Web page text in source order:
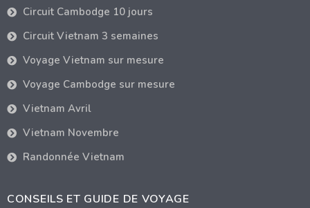
Circuit Cambodge 10 jours
Circuit Vietnam 3 semaines
Voyage Vietnam sur mesure
Voyage Cambodge sur mesure
Vietnam Avril
Vietnam Novembre
Randonnée Vietnam
CONSEILS ET GUIDE DE VOYAGE